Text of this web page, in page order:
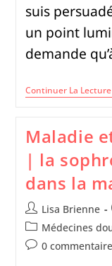
suis
un point
demande
Continuer La Lecture
Maladie
| la
dans la
Lisa Brienne
Médecines
0 commentaire